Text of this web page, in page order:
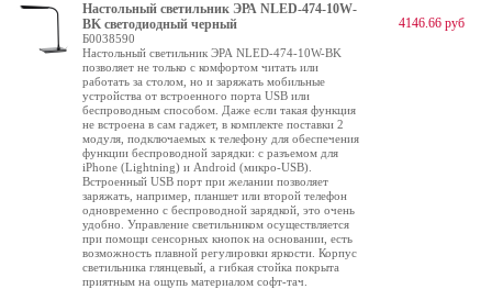
Настольный светильник ЭРА NLED-474-10W-
BK светодиодный черный
Б0038590
Настольный светильник ЭРА NLED-474-10W-BK
позволяет не только с комфортом читать или
работать за столом, но и заряжать мобильные
устройства от встроенного порта USB или
беспроводным способом. Даже если такая функция
не встроена в сам гаджет, в комплекте поставки 2
модуля, подключаемых к телефону для обеспечения
функции беспроводной зарядки: с разъемом для
iPhone (Lightning) и Android (микро-USB).
Встроенный USB порт при желании позволяет
заряжать, например, планшет или второй телефон
одновременно с беспроводной зарядкой, это очень
удобно. Управление светильником осуществляется
при помощи сенсорных кнопок на основании, есть
возможность плавной регулировки яркости. Корпус
светильника глянцевый, а гибкая стойка покрыта
приятным на ощупь материалом софт-тач.
4146.66 руб